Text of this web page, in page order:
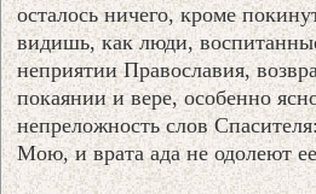
осталось ничего, кроме
видишь, как люди,
неприятии Православия,
покаянии и вере, особенно
непреложность слов
Мою, и врата ада не одолеют